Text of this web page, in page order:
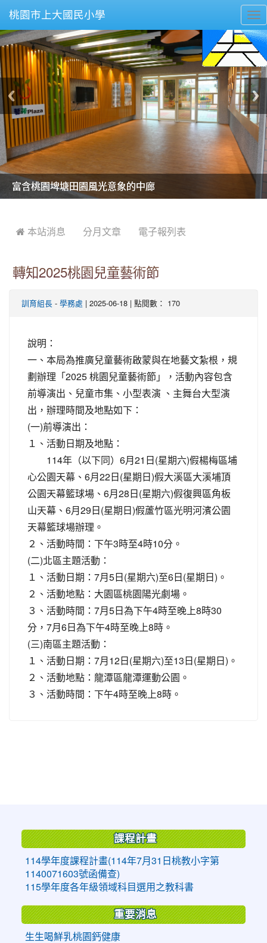
桃園市上大國民小學
美麗的操場是我們活力的來源
美麗的操場是我們活力的來源
煥然一新的小司令台
煥然一新的小司令台
富含桃園埤塘田園風光意象的中廊
富含桃園埤塘田園風光意象的中廊
嶄新的中庭廣場
嶄新的中庭廣場
水生池生生不息
水生池生生不息
 本站消息 分月文章 電子報列表
轉知2025桃園兒童藝術節
訓育組長 - 學務處 | 2025-06-18 | 點閱數： 170
說明：
一、本局為推廣兒童藝術啟蒙與在地藝文紮根，規
劃辦理「2025 桃園兒童藝術節」，活動內容包含
前導演出、兒童市集、小型表演 、主舞台大型演
出，辦理時間及地點如下：
(一)前導演出：
１、活動日期及地點：
114年（以下同）6月21日(星期六)假楊梅區埔
心公園天幕、6月22日(星期日)假大溪區大溪埔頂
公園天幕籃球場、6月28日(星期六)假復興區角板
山天幕、6月29日(星期日)假蘆竹區光明河濱公園
天幕籃球場辦理。
２、活動時間：下午3時至4時10分。
(二)北區主題活動：
１、活動日期：7月5日(星期六)至6日(星期日)。
２、活動地點：大園區桃園陽光劇場。
３、活動時間：7月5日為下午4時至晚上8時30
分，7月6日為下午4時至晚上8時。
(三)南區主題活動：
１、活動日期：7月12日(星期六)至13日(星期日)。
２、活動地點：龍潭區龍潭運動公園。
３、活動時間：下午4時至晚上8時。
課程計畫
114學年度課程計畫(114年7月31日桃教小字第
1140071603號函備查)
115學年度各年級領域科目選用之教科書
重要消息
生生喝鮮乳桃園鈣健康